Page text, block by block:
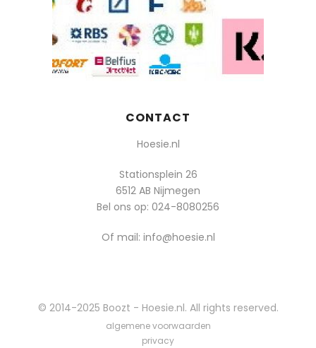
CONTACT
Hoesie.nl
Stationsplein 26
6512 AB Nijmegen
Bel ons op: 024-8080256
Of mail: info@hoesie.nl
© 2014-2025 Boozt - Hoesie.nl. All rights reserved.
algemene voorwaarden
privacy